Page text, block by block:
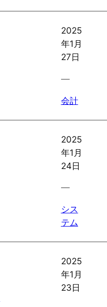
2025
年1月
27日
―
会計
2025
年1月
24日
―
シス
テム
2025
年1月
23日